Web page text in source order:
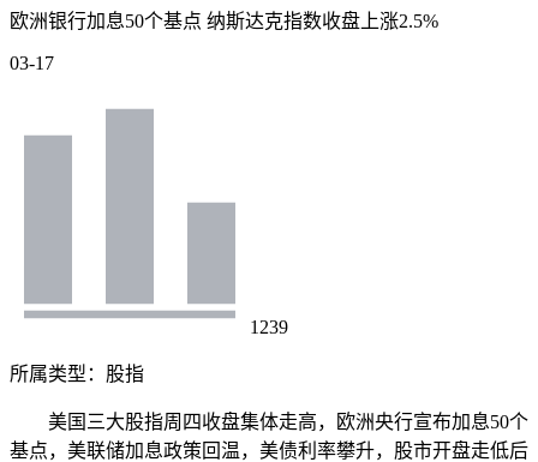
欧洲银行加息50个基点 纳斯达克指数收盘上涨2.5%
03-17
1239
所属类型： 股指
美国三大股指周四收盘集体走高，欧洲央行宣布加息50个
基点，美联储加息政策回温，美债利率攀升，股市开盘走低后